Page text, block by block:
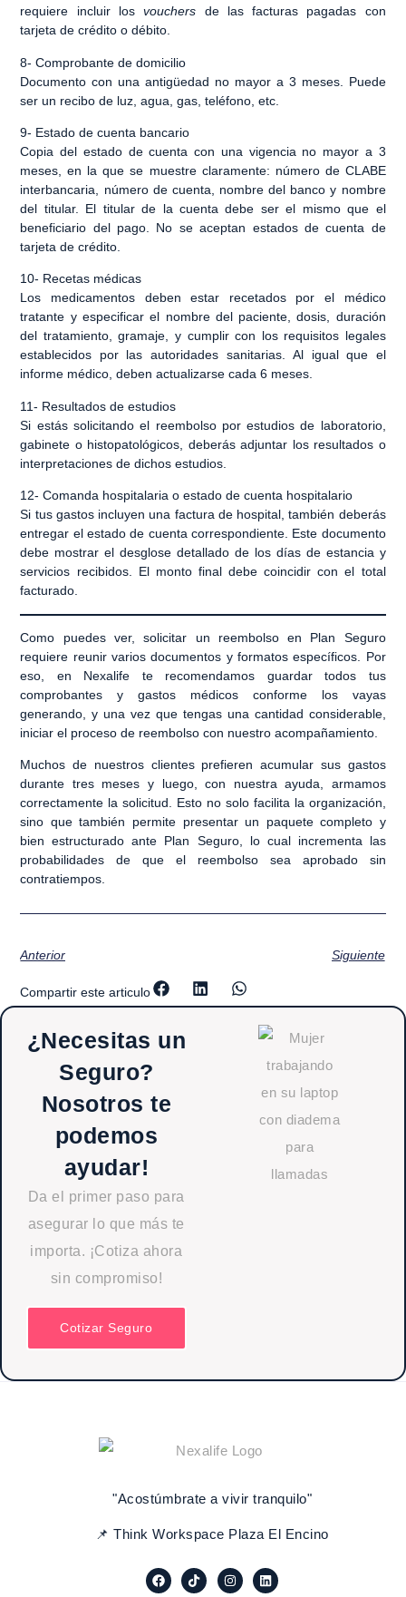
requiere incluir losvouchers de las facturas pagadas con
tarjeta de crédito o débito.
8-Comprobante de domicilio
Documento con una antigüedad no mayor a 3 meses. Puede
ser un recibo de luz, agua, gas, teléfono, etc.
9- Estado de cuenta bancario
Copia del estado de cuenta con una vigencia no mayor a 3
meses, en la que se muestre claramente: número de CLABE
interbancaria, número de cuenta, nombre del banco y nombre
del titular. El titular de la cuenta debe ser el mismo que el
beneficiario del pago.
No se aceptan estados de cuenta de
tarjeta de crédito.
10- Recetas médicas
Los medicamentos deben estar recetados por el médico
tratante y especificar el nombre del paciente, dosis, duración
del tratamiento, gramaje, y cumplir con los requisitos legales
establecidos por las autoridades sanitarias.Al igual que el
informe médico, deben actualizarse cada 6 meses.
11- Resultados de estudios
Si estás solicitando el reembolso por estudios de laboratorio,
gabinete o histopatológicos, deberás adjuntar los resultados o
interpretaciones de dichos estudios.
12-Comanda hospitalaria o estado de cuenta hospitalario
Si tus gastos incluyen una factura de hospital, también deberás
entregar el estado de cuenta correspondiente. Este documento
debe mostrar el desglose detallado de los días de estancia y
servicios recibidos. El monto final debe coincidir con el total
facturado.
Como puedes ver,solicitar un reembolso en Plan Seguro
requiere reunir varios documentos y formatos específicos. Por
eso, en Nexalife te recomendamos guardar todos tus
comprobantes y gastos médicos conforme los vayas
generando , y una vez que tengas una cantidad considerable,
iniciar el proceso de reembolso con nuestro acompañamiento.
Muchos de nuestros clientes prefierenacumular sus gastos
durante tres meses y luego, con nuestra ayuda, armamos
correctamente la solicitud. Esto no solo facilita la organización,
sino que también permite presentar un paquete completo y
bien estructurado ante Plan Seguro, lo cual incrementa las
probabilidades de que el reembolso sea aprobado sin
contratiempos.
Anterior Siguiente
Compartir este articulo
¿Necesitas un
Seguro?
Nosotros te
podemos
ayudar!
Da el primer paso para
asegurar lo que más te
importa. ¡Cotiza ahora
sin compromiso!
Cotizar Seguro
"Acostúmbrate a vivir tranquilo"
📌 Think Workspace Plaza El Encino